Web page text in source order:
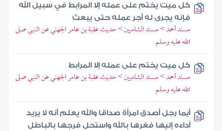
كل ميت يختم على عمله إلا المرابط في سبيل الله
فإنه يجرى له أجر عمله حتى يبعث
مسند أحمد > مسند الشاميين > حديث عقبة بن عامر الجهني عن النبي صلى
الله عليه وسلم
كل ميت يختم على عمله إلا المرابط
مسند أحمد > مسند الشاميين > حديث عقبة بن عامر الجهني عن النبي صلى
الله عليه وسلم
أيما رجل أصدق امرأة صداقا والله يعلم أنه لا يريد
أداءه إليها فغرها بالله واستحل فرجها بالباطل